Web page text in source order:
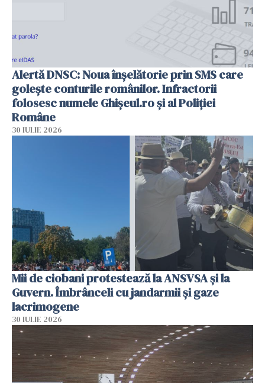
Alertă DNSC: Noua înșelătorie prin SMS care
golește conturile românilor. Infractorii
folosesc numele Ghișeul.ro și al Poliției
Române
30 IULIE 2026
Mii de ciobani protestează la ANSVSA și la
Guvern. Îmbrânceli cu jandarmii și gaze
lacrimogene
30 IULIE 2026